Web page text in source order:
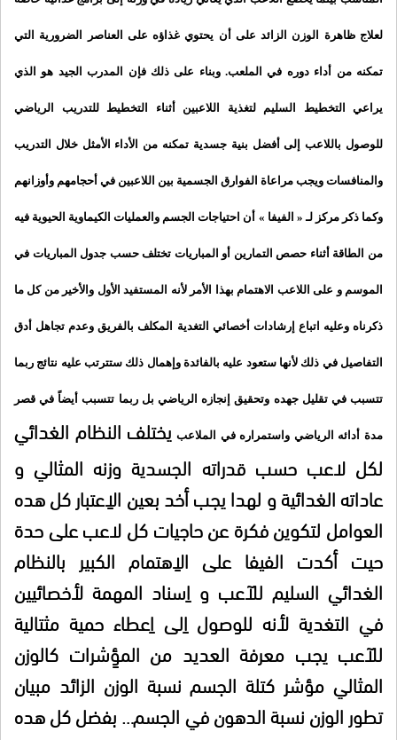
لعلاج ظاهرة الوزن الزائد على أن يحتوي غذاؤه على العناصر الضرورية التي
تمكنه من أداء دوره في الملعب.وبناء على ذلك فإن المدرب الجيد هو الذي
يراعي التخطيط السليم لتغذية اللاعبين أثناء التخطيط للتدريب الرياضي
للوصول باللاعب إلى أفضل بنية جسدية تمكنه من الأداء الأمثل خلال التدريب
والمنافسات ويجب مراعاة الفوارق الجسمية بين اللاعبين في أحجامهم وأوزانهم
وكما ذكر مركز لـ « الفيفا » أن احتياجات الجسم والعمليات الكيماوية الحيوية فيه
من الطاقة أثناء حصص التمارين أو المباريات تختلف حسب جدول المباريات في
الموسم و على اللاعب الاهتمام بهذا الأمر لأنه المستفيد الأول والأخير من كل ما
ذكرناه وعليه اتباع إرشادات أخصائي التغدية المكلف بالفريق وعدم تجاهل أدق
التفاصيل في ذلك لأنها ستعود عليه بالفائدة وإهمال ذلك ستترتب عليه نتائج ربما
تتسبب في تقليل جهده وتحقيق إنجازه الرياضي بل ربما تتسبب أيضاً في قصر
مدة أدائه الرياضي واستمراره في الملاعب يختلف النظام الغدائي
لكل لاعب حسب قدراته الجسدية وزنه المثالي و
عاداته الغدائية و لهدا يجب أخد بعين الاِعتبار كل هده
العوامل لتكوين فكرة عن حاجيات كل لاعب على حدة
حيت أكدت الفيفا على الاِهتمام الكبير بالنظام
الغدائي السليم للآعب و اِسناد المهمة لأخصائيين
في التغدية لأنه للوصول اِلى اِعطاء حمية مثتالية
للآعب يجب معرفة العديد من المؤِشرات كالوزن
المثالي مؤشر كتلة الجسم نسبة الوزن الزائد مبيان
تطور الوزن نسبة الدهون في الجسم… بفضل كل هده